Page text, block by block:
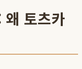
왜 토츠카